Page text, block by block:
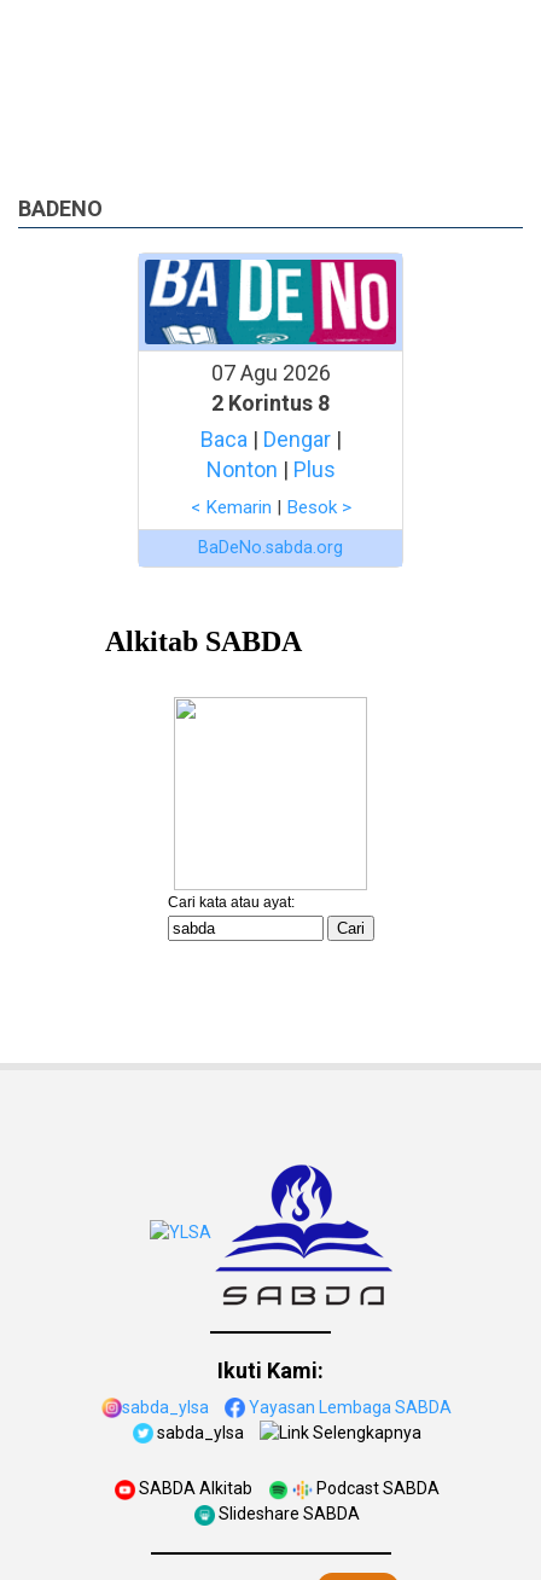
BADENO
07 Agu 2026
2 Korintus 8
Baca | Dengar|
Nonton | Plus
< Kemarin | Besok >
BaDeNo.sabda.org
Ikuti Kami:
sabda_ylsa
Yayasan Lembaga SABDA
sabda_ylsa
Selengkapnya
SABDA Alkitab
Podcast SABDA
Slideshare SABDA